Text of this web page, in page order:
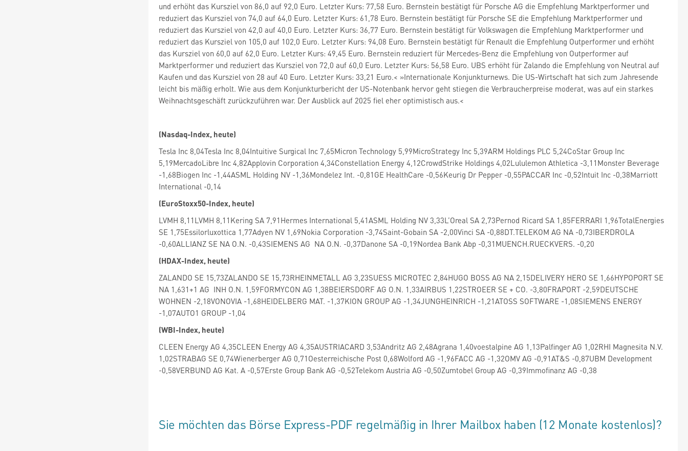
und erhöht das Kursziel von 86,0 auf 92,0 Euro. Letzter Kurs: 77,58 Euro. Bernstein bestätigt für Porsche AG die Empfehlung Marktperformer und
reduziert das Kursziel von 74,0 auf 64,0 Euro. Letzter Kurs: 61,78 Euro. Bernstein bestätigt für Porsche SE die Empfehlung Marktperformer und
reduziert das Kursziel von 42,0 auf 40,0 Euro. Letzter Kurs: 36,77 Euro. Bernstein bestätigt für Volkswagen die Empfehlung Marktperformer und
reduziert das Kursziel von 105,0 auf 102,0 Euro. Letzter Kurs: 94,08 Euro. Bernstein bestätigt für Renault die Empfehlung Outperformer und erhöht
das Kursziel von 60,0 auf 62,0 Euro. Letzter Kurs: 49,45 Euro. Bernstein reduziert für Mercedes-Benz die Empfehlung von Outperformer auf
Marktperformer und reduziert das Kursziel von 72,0 auf 60,0 Euro. Letzter Kurs: 56,58 Euro. UBS erhöht für Zalando die Empfehlung von Neutral auf
Kaufen und das Kursziel von 28 auf 40 Euro. Letzter Kurs: 33,21 Euro.< »Internationale Konjunkturnews. Die US-Wirtschaft hat sich zum Jahresende
leicht bis mäßig erholt. Wie aus dem Konjunkturbericht der US-Notenbank hervor geht stiegen die Verbraucherpreise moderat, was auf ein starkes
Weihnachtsgeschäft zurückzuführen war. Der Ausblick auf 2025 fiel eher optimistisch aus.<
(Nasdaq-Index, heute)
Tesla Inc 8,04Tesla Inc 8,04Intuitive Surgical Inc 7,65Micron Technology 5,99MicroStrategy Inc 5,39ARM Holdings PLC 5,24CoStar Group Inc
5,19MercadoLibre Inc 4,82Applovin Corporation 4,34Constellation Energy 4,12CrowdStrike Holdings 4,02Lululemon Athletica -3,11Monster Beverage
-1,68Biogen Inc -1,44ASML Holding NV -1,36Mondelez Int. -0,81GE HealthCare -0,56Keurig Dr Pepper -0,55PACCAR Inc -0,52Intuit Inc -0,38Marriott
International -0,14
(EuroStoxx50-Index, heute)
LVMH 8,11LVMH 8,11Kering SA 7,91Hermes International 5,41ASML Holding NV 3,33L’Oreal SA 2,73Pernod Ricard SA 1,85FERRARI 1,96TotalEnergies
SE 1,75Essilorluxottica 1,77Adyen NV 1,69Nokia Corporation -3,74Saint-Gobain SA -2,00Vinci SA -0,88DT.TELEKOM AG NA -0,73IBERDROLA
-0,60ALLIANZ SE NA O.N. -0,43SIEMENS AG NA O.N. -0,37Danone SA -0,19Nordea Bank Abp -0,31MUENCH.RUECKVERS. -0,20
(HDAX-Index, heute)
ZALANDO SE 15,73ZALANDO SE 15,73RHEINMETALL AG 3,23SUESS MICROTEC 2,84HUGO BOSS AG NA 2,15DELIVERY HERO SE 1,66HYPOPORT SE
NA 1,631+1 AG INH O.N. 1,59FORMYCON AG 1,38BEIERSDORF AG O.N. 1,33AIRBUS 1,22STROEER SE + CO. -3,80FRAPORT -2,59DEUTSCHE
WOHNEN -2,18VONOVIA -1,68HEIDELBERG MAT. -1,37KION GROUP AG -1,34JUNGHEINRICH -1,21ATOSS SOFTWARE -1,08SIEMENS ENERGY
-1,07AUTO1 GROUP -1,04
(WBI-Index, heute)
CLEEN Energy AG 4,35CLEEN Energy AG 4,35AUSTRIACARD 3,53Andritz AG 2,48Agrana 1,40voestalpine AG 1,13Palfinger AG 1,02RHI Magnesita N.V.
1,02STRABAG SE 0,74Wienerberger AG 0,71Oesterreichische Post 0,68Wolford AG -1,96FACC AG -1,32OMV AG -0,91AT&S -0,87UBM Development
-0,58VERBUND AG Kat. A -0,57Erste Group Bank AG -0,52Telekom Austria AG -0,50Zumtobel Group AG -0,39Immofinanz AG -0,38
Sie möchten das Börse Express-PDF regelmäßig in Ihrer Mailbox haben (12 Monate kostenlos)?